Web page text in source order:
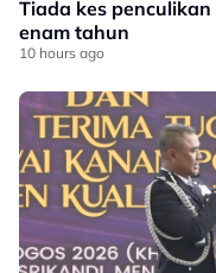
Tiada kes penculikan
enam tahun
10 hours ago